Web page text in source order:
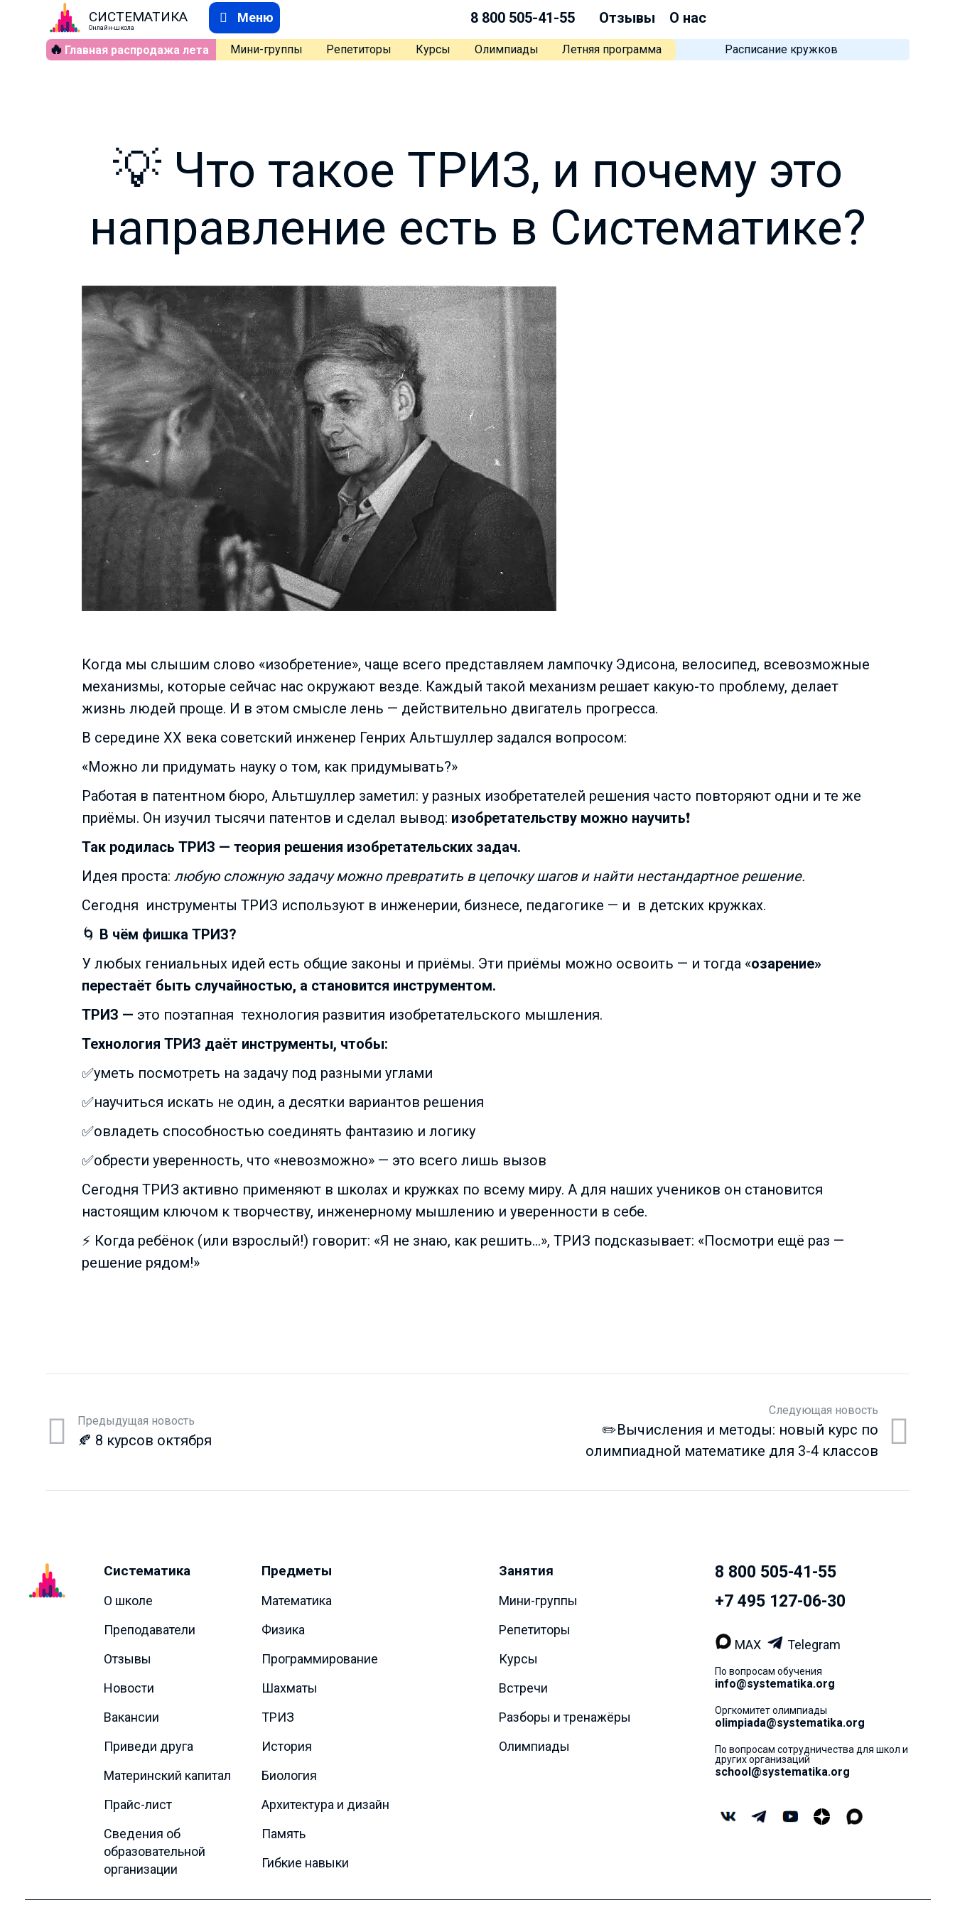
СИСТЕМАТИКА
Онлайн-школа
Меню 8 800 505-41-55 Отзывы
О нас
🔥 Главная распродажа лета Мини-группы Репетиторы Курсы Олимпиады Летняя программа Расписание кружков
💡 Что такое ТРИЗ, и почему это
направление есть в Систематике?
Когда мы слышим слово «изобретение», чаще всего представляем лампочку Эдисона, велосипед, всевозможные
механизмы, которые сейчас нас окружают везде. Каждый такой механизм решает какую-то проблему, делает
жизнь людей проще. И в этом смысле лень — действительно двигатель прогресса.
В середине XX века советский инженер Генрих Альтшуллер задался вопросом:
«Можно ли придумать науку о том, как придумывать?»
Работая в патентном бюро, Альтшуллер заметил: у разных изобретателей решения часто повторяют одни и те же
приёмы. Он изучил тысячи патентов и сделал вывод: изобретательству можно научить❗️
Так родилась ТРИЗ — теория решения изобретательских задач.
Идея проста: любую сложную задачу можно превратить в цепочку шагов и найти нестандартное решение.
Сегодня инструменты ТРИЗ используют в инженерии, бизнесе, педагогике — и в детских кружках.
🌀 В чём фишка ТРИЗ?
У любых гениальных идей есть общие законы и приёмы. Эти приёмы можно освоить — и тогда «озарение»
перестаёт быть случайностью, а становится инструментом.
ТРИЗ — это поэтапная технология развития изобретательского мышления.
Технология ТРИЗ даёт инструменты, чтобы:
✅уметь посмотреть на задачу под разными углами
✅научиться искать не один, а десятки вариантов решения
✅овладеть способностью соединять фантазию и логику
✅обрести уверенность, что «невозможно» — это всего лишь вызов
Сегодня ТРИЗ активно применяют в школах и кружках по всему миру. А для наших учеников он становится
настоящим ключом к творчеству, инженерному мышлению и уверенности в себе.
⚡️ Когда ребёнок (или взрослый!) говорит: «Я не знаю, как решить…», ТРИЗ подсказывает: «Посмотри ещё раз —
решение рядом!»
Предыдущая новость
🍂 8 курсов октября
Следующая новость
✏️Вычисления и методы: новый курс по
олимпиадной математике для 3-4 классов
Систематика
О школе
Преподаватели
Отзывы
Новости
Вакансии
Приведи друга
Материнский капитал
Прайс-лист
Сведения об
образовательной
организации
Предметы
Математика
Физика
Программирование
Шахматы
ТРИЗ
История
Биология
Архитектура и дизайн
Память
Гибкие навыки
Занятия
Мини-группы
Репетиторы
Курсы
Встречи
Разборы и тренажёры
Олимпиады
8 800 505-41-55
+7 495 127-06-30
MAX Telegram
По вопросам обучения
info@systematika.org
Оргкомитет олимпиады
olimpiada@systematika.org
По вопросам сотрудничества для школ и
других организаций
school@systematika.org